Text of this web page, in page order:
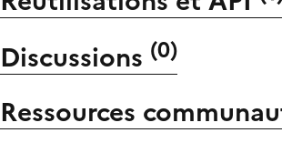
Discussions (0)
Ressources